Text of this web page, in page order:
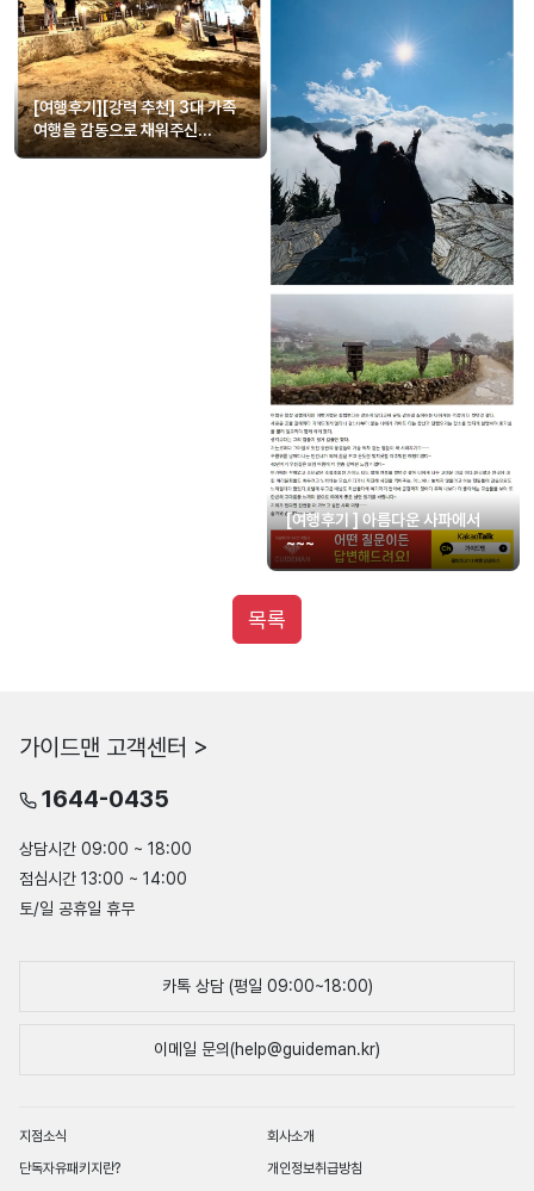
[여행후기][강력 추천] 3대 가족
여행을 감동으로 채워주신
하노이/하롱베이 '현빈 가이드님'
[여행후기 ] 아름다운 사파에서
~~~
목록
가이드맨 고객센터 >
1644-0435
상담시간 09:00 ~ 18:00
점심시간 13:00 ~ 14:00
토/일 공휴일 휴무
카톡 상담 (평일 09:00~18:00)
이메일 문의(help@guideman.kr)
지점소식
회사소개
단독자유패키지란?
개인정보취급방침